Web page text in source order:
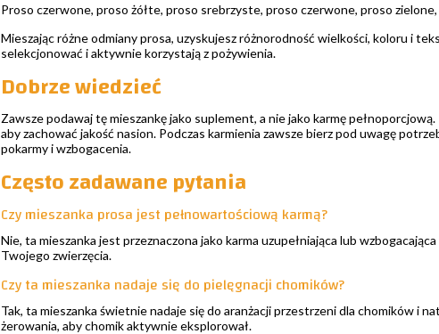
Proso czerwone, proso żółte, proso srebrzyste, proso czerwone, proso
Mieszając różne odmiany prosa, uzyskujesz różnorodność wielkości, koloru i
selekcjonować i aktywnie korzystają z pożywienia.
Dobrze wiedzieć
Zawsze podawaj tę mieszankę jako suplement, a nie jako karmę
aby zachować jakość nasion. Podczas karmienia zawsze bierz pod uwagę
pokarmy i wzbogacenia.
Często zadawane pytania
Czy mieszanka prosa jest pełnowartościową karmą?
Nie, ta mieszanka jest przeznaczona jako karma uzupełniająca lub
Twojego zwierzęcia.
Czy ta mieszanka nadaje się do pielęgnacji chomików?
Tak, ta mieszanka świetnie nadaje się do aranżacji przestrzeni dla chomików i
żerowania, aby chomik aktywnie eksplorował.